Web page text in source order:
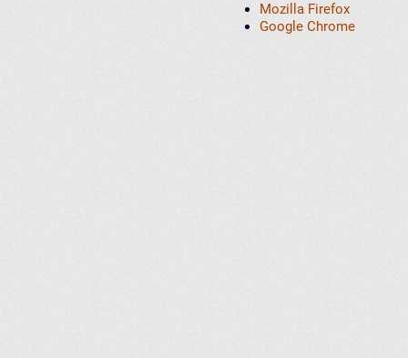
Mozilla Firefox
Google Chrome